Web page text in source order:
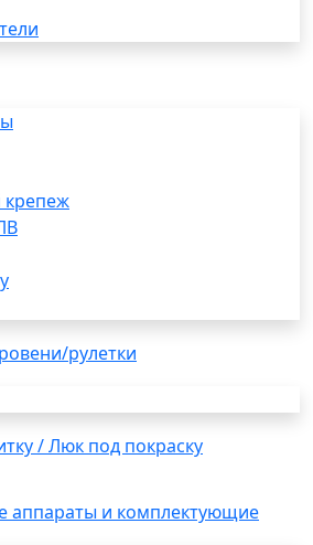
рулетки
/ Люк под покраску
аппараты и комплектующие